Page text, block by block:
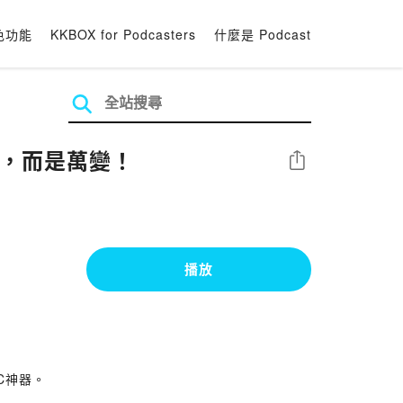
功能 KKBOX for Podcasters 什麼是 Podcast
而是萬變！ 分享
播放
器。